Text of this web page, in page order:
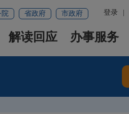
登录
院 省政府 市政府
解读回应 办事服务